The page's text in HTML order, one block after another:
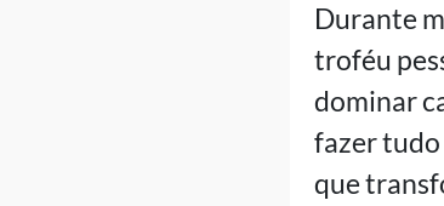
Durante
troféu
dominar
fazer tudo
que